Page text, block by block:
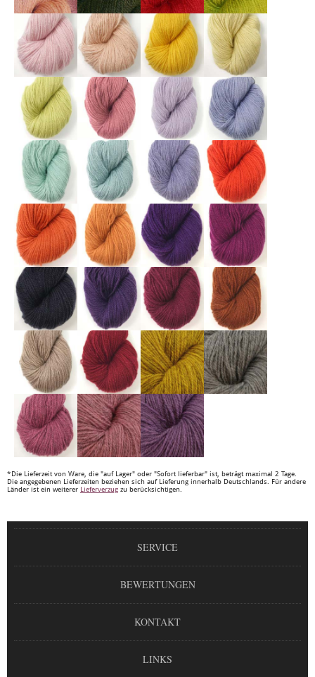
*Die Lieferzeit von Ware, die "auf Lager" oder "Sofort lieferbar" ist, beträgt maximal 2 Tage.
Die angegebenen Lieferzeiten beziehen sich auf Lieferung innerhalb Deutschlands. Für andere
Länder ist ein weiterer Lieferverzug zu berücksichtigen.
SERVICE
BEWERTUNGEN
KONTAKT
LINKS